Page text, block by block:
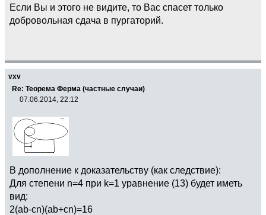
Если Вы и этого не видите, то Вас спасет только
добровольная сдача в пургаторий.
vxv
Re: Теорема Ферма (частные случаи)
07.06.2014, 22:12
В дополнение к доказательству (как следствие):
Для степени n=4 при k=1 уравнение (13) будет иметь
вид:
2(ab-cn)(ab+cn)=16